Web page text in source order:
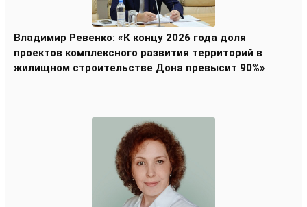
Владимир Ревенко: «К концу 2026 года доля
проектов комплексного развития территорий в
жилищном строительстве Дона превысит 90%»